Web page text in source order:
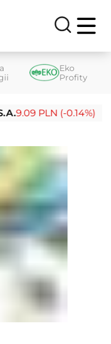
Eko
Profity
PLN (-0.14%) Enea